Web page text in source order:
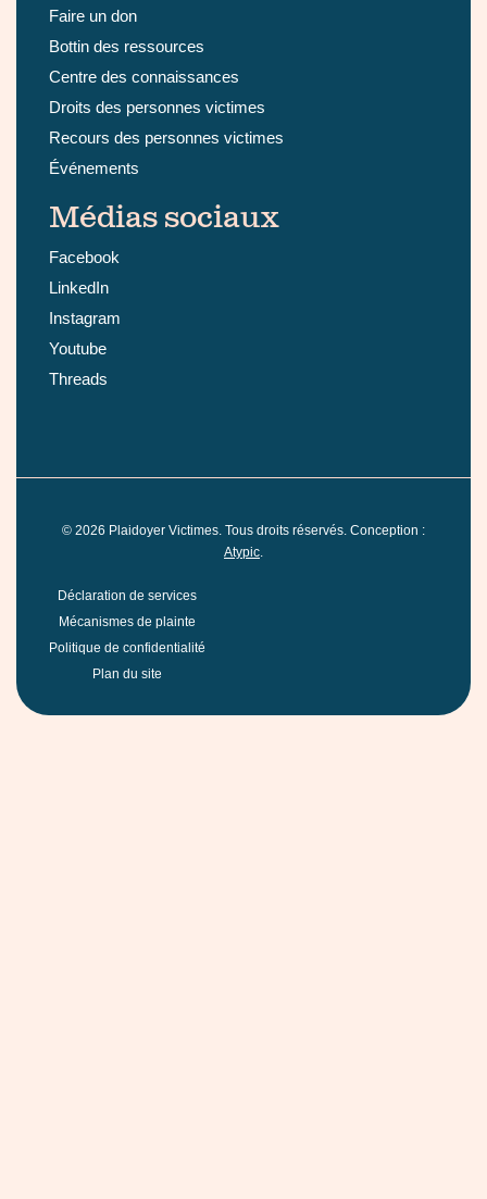
Faire un don
Bottin des ressources
Centre des connaissances
Droits des personnes victimes
Recours des personnes victimes
Événements
Médias sociaux
Facebook
LinkedIn
Instagram
Youtube
Threads
© 2026 Plaidoyer Victimes. Tous droits réservés. Conception :
Atypic.
Déclaration de services
Mécanismes de plainte
Politique de confidentialité
Plan du site